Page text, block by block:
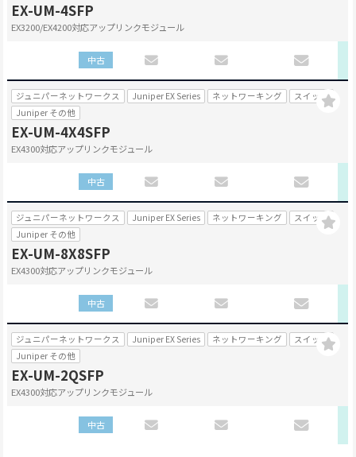
EX-UM-4SFP
EX3200/EX4200対応アップリンクモジュール
中古
ジュニパーネットワークス Juniper EX Series ネットワーキング
スイッチ
Juniper その他
EX-UM-4X4SFP
EX4300対応アップリンクモジュール
中古
ジュニパーネットワークス Juniper EX Series ネットワーキング
スイッチ
Juniper その他
EX-UM-8X8SFP
EX4300対応アップリンクモジュール
中古
ジュニパーネットワークス Juniper EX Series ネットワーキング
スイッチ
Juniper その他
EX-UM-2QSFP
EX4300対応アップリンクモジュール
中古